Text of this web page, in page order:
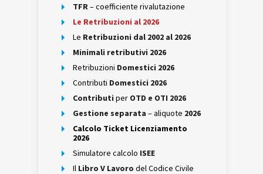
TFR – coefficiente rivalutazione
Le Retribuzioni al 2026
Le Retribuzioni dal 2002 al 2026
Minimali retributivi 2026
Retribuzioni Domestici 2026
Contributi Domestici 2026
Contributi per OTD e OTI 2026
Gestione separata – aliquote 2026
Calcolo Ticket Licenziamento
2026
Simulatore calcolo ISEE
Il Libro V Lavoro del Codice Civile